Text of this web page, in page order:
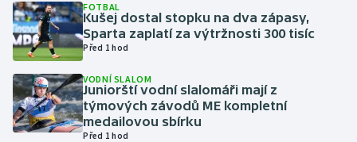
Jezdectví
Judo
Krasobruslení
FOTBAL
Kušej dostal stopku na dva zápasy,
Sparta zaplatí za výtržnosti 300 tisíc
Před 1 hod
VODNÍ SLALOM
Juniorští vodní slalomáři mají z
týmových závodů ME kompletní
medailovou sbírku
Před 1 hod